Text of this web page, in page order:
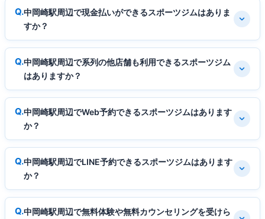
中岡崎駅周辺で現金払いができるスポーツジムはありま
すか？
中岡崎駅周辺で系列の他店舗も利用できるスポーツジム
はありますか？
中岡崎駅周辺でWeb予約できるスポーツジムはあります
か？
中岡崎駅周辺でLINE予約できるスポーツジムはあります
か？
中岡崎駅周辺で無料体験や無料カウンセリングを受けら